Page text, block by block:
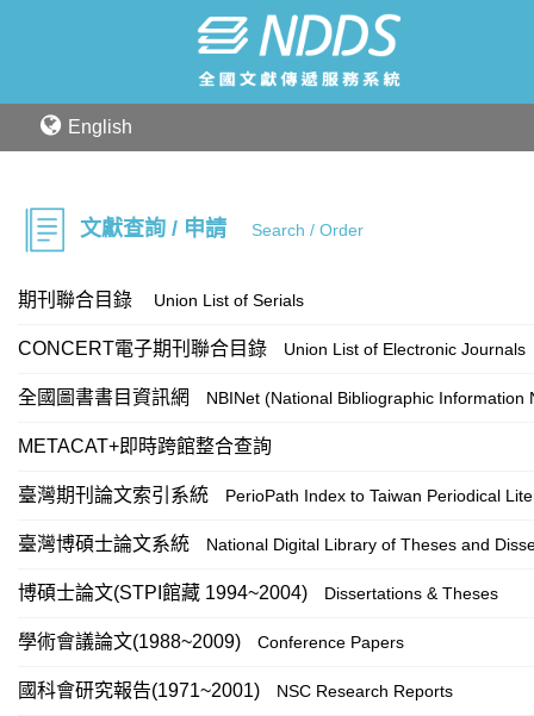
English
文獻查詢 / 申請 Search / Order
期刊聯合目錄 Union List of Serials
CONCERT電子期刊聯合目錄 Union List of Electronic Journals
全國圖書書目資訊網 NBINet (National Bibliographic Information
METACAT+即時跨館整合查詢
臺灣期刊論文索引系統 PerioPath Index to Taiwan Periodical
臺灣博碩士論文系統 National Digital Library of Theses and
博碩士論文(STPI館藏 1994~2004) Dissertations & Theses
學術會議論文(1988~2009) Conference Papers
國科會研究報告(1971~2001) NSC Research Reports